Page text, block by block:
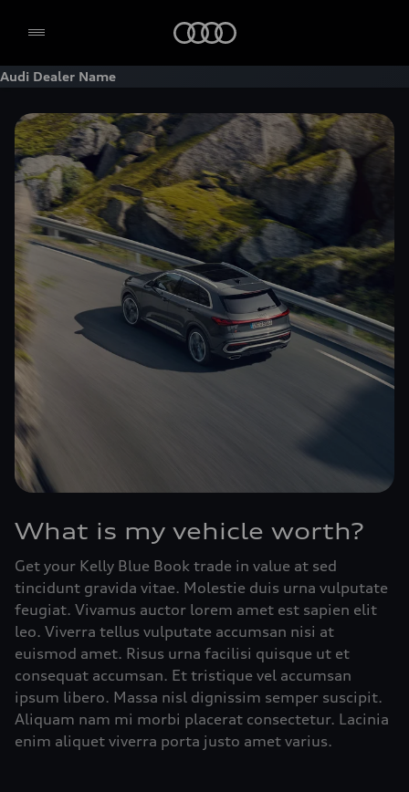
Audi Dealer Name
What is my vehicle worth?
Get your Kelly Blue Book trade in value at sed
tincidunt gravida vitae. Molestie duis urna vulputate
feugiat. Vivamus auctor lorem amet est sapien elit
leo. Viverra tellus vulputate accumsan nisi at
euismod amet. Risus urna facilisi quisque ut et
consequat accumsan. Et tristique vel accumsan
ipsum libero. Massa nisl dignissim semper suscipit.
Aliquam nam mi morbi placerat consectetur. Lacinia
enim aliquet viverra porta justo amet varius.